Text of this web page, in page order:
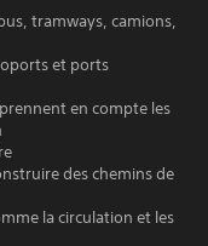
tramways, camions,
et ports
en compte les
des chemins de
la circulation et les